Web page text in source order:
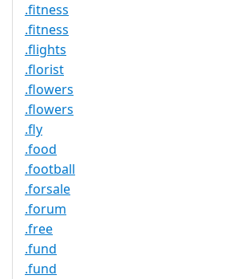
.fitness
.fitness
.flights
.florist
.flowers
.flowers
.fly
.food
.football
.forsale
.forum
.free
.fund
.fund